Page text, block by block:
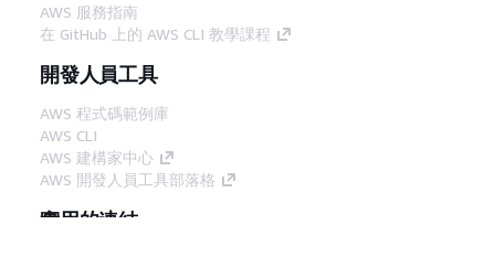
AWS 服務指南
在 GitHub 上的 AWS CLI 教學課程
開發人員工具
AWS 程式碼範例庫
AWS CLI
AWS 建構家中心
AWS 開發人員工具部落格
實用的連結